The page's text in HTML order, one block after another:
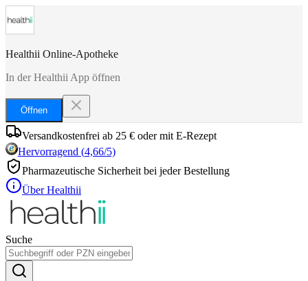
Healthii Online-Apotheke
In der Healthii App öffnen
Öffnen
Versandkostenfrei ab 25 € oder mit E-Rezept
Hervorragend (4,66/5)
Pharmazeutische Sicherheit bei jeder Bestellung
Über Healthii
Suche